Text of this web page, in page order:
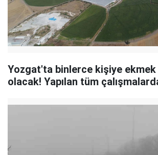
Yozgat'ta binlerce kişiye ekmek
olacak! Yapılan tüm